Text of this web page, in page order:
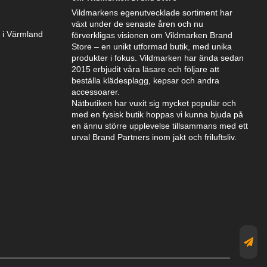
Värmland
Vildmarkens egenutvecklade sortiment har
växt under de senaste åren och nu
förverkligas visionen om Vildmarken Brand
Store – en unikt utformad butik, med unika
produkter i fokus. Vildmarken har ända sedan
2015 erbjudit våra läsare och följare att
beställa klädesplagg, kepsar och andra
accessoarer.
Nätbutiken har vuxit sig mycket populär och
med en fysisk butik hoppas vi kunna bjuda på
en ännu större upplevelse tillsammans med ett
urval Brand Partners inom jakt och friluftsliv.